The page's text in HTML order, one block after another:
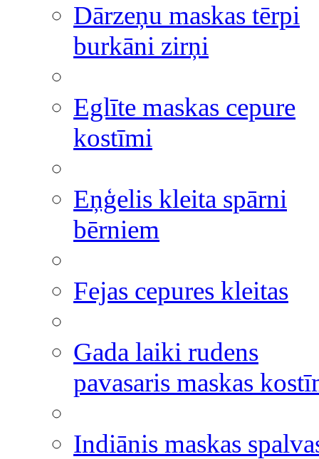
Dārzeņu maskas tērpi
burkāni zirņi
Eglīte maskas cepure
kostīmi
Eņģelis kleita spārni
bērniem
Fejas cepures kleitas
Gada laiki rudens
pavasaris maskas
Indiānis maskas